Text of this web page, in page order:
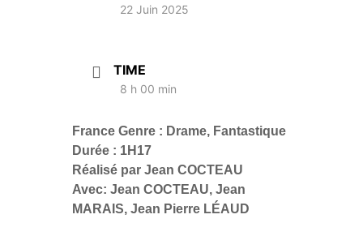
22 Juin 2025
TIME
8 h 00 min
France Genre : Drame, Fantastique
Durée : 1H17
Réalisé par Jean COCTEAU
Avec: Jean COCTEAU, Jean
MARAIS, Jean Pierre LÉAUD